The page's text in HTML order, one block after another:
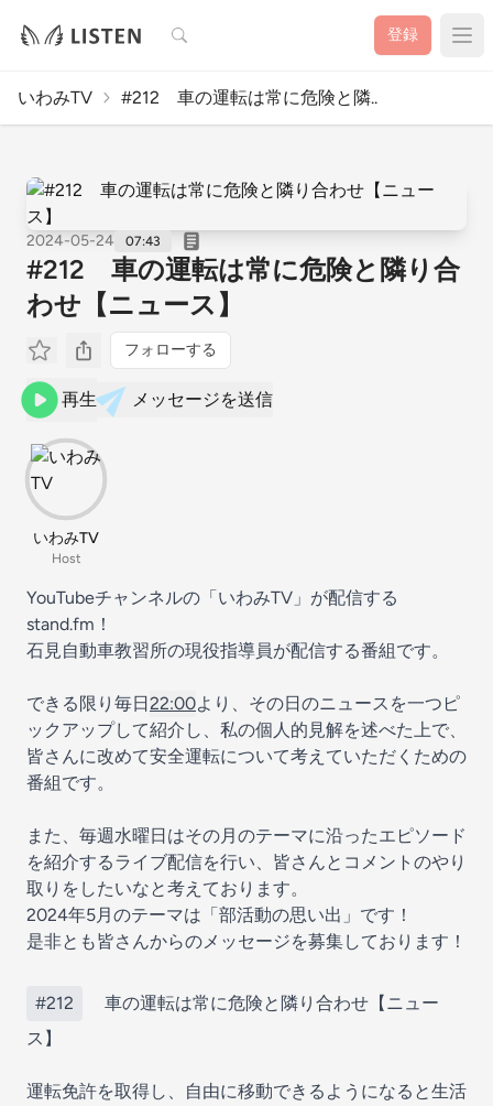
検索 登録
いわみTV #212 車の運転は常に危険と隣..
2024-05-24 07:43
#212 車の運転は常に危険と隣り合
わせ【ニュース】
フォローする
再生 メッセージを送信
いわみTV
Host
YouTubeチャンネルの「いわみTV」が配信する
stand.fm！
石見自動車教習所の現役指導員が配信する番組です。
できる限り毎日22:00より、その日のニュースを一つピ
ックアップして紹介し、私の個人的見解を述べた上で、
皆さんに改めて安全運転について考えていただくための
番組です。
また、毎週水曜日はその月のテーマに沿ったエピソード
を紹介するライブ配信を行い、皆さんとコメントのやり
取りをしたいなと考えております。
2024年5月のテーマは「部活動の思い出」です！
是非とも皆さんからのメッセージを募集しております！
#212
車の運転は常に危険と隣り合わせ【ニュー
ス】
運転免許を取得し、自由に移動できるようになると生活